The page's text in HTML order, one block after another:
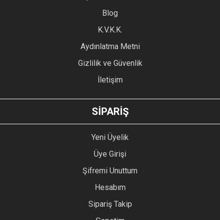
Ürün bilgilerinde hatalar bulunuyor.
Ürün fiyatı diğer sitelerden daha pahalı.
GÖNDER
Blog
K.V.K.K.
Aydınlatma Metni
Gizlilik ve Güvenlik
İletişim
SİPARİŞ
Yeni Üyelik
Üye Girişi
Şifremi Unuttum
Hesabım
Sipariş Takip